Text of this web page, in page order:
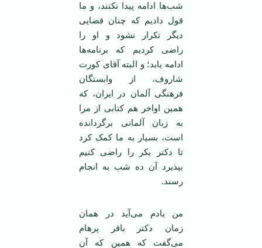
شب‌ها ادامه پیدا نکنند، و ما
قول دادیم که چنان فضایی
دیگر تکرار نشود و او را
راضی کردیم که برنامه‌ها
ادامه یابد؛ و البته آقای کورت
شاروف، از وابستگان
فرهنگی آلمان در ایران، که
همین اواخر هم کتابی از مرا
به زبان آلمانی برگردانده
است، بسیار به ما کمک کرد
تا دکتر بکر را راضی کنیم
بپذیرد آن ده شب به انجام
رسند.
من یادم می‌آید در‌‌ همان
زمان دکتر باقر پرهام
می‌گفت که همین که آن